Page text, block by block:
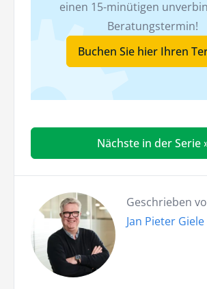
einen 15-minütigen
Beratungstermin!
Buchen Sie hier Ihren
Nächste in der Serie
Geschrieben
Jan Pieter Giele